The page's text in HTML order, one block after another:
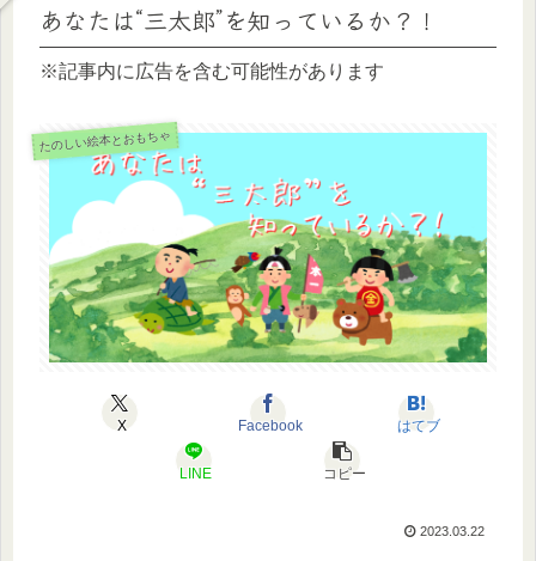
あなたは“三太郎”を知っているか？！
※記事内に広告を含む可能性があります
たのしい絵本とおもちゃ
X Facebook はてブ
LINE コピー
2023.03.22